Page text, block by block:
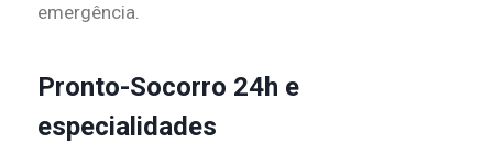
emergência.
Pronto-Socorro 24h e
especialidades